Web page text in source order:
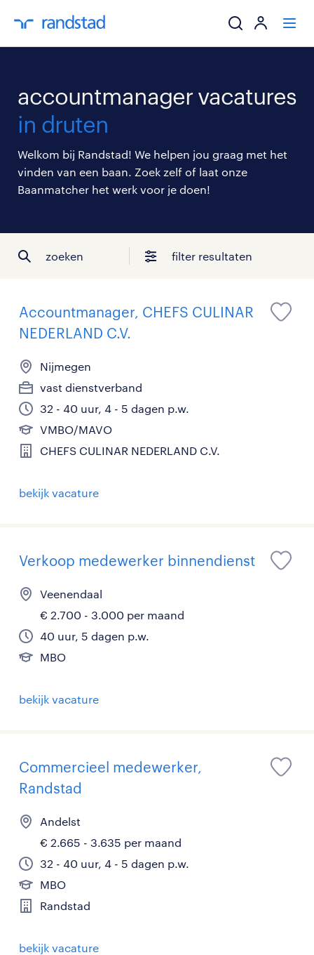
mijn carrière
over randstad
accountmanager vacatures
in druten
Welkom bij Randstad! We helpen jou graag met het
vinden van een baan. Zoek zelf of laat onze
Baanmatcher het werk voor je doen!
zoeken filter resultaten
Accountmanager, CHEFS CULINAR
NEDERLAND C.V.
Nijmegen
vast dienstverband
32 - 40 uur, 4 - 5 dagen p.w.
VMBO/MAVO
CHEFS CULINAR NEDERLAND C.V.
bekijk vacature
Verkoop medewerker binnendienst
Veenendaal
€ 2.700 - 3.000 per maand
40 uur, 5 dagen p.w.
MBO
bekijk vacature
Commercieel medewerker,
Randstad
Andelst
€ 2.665 - 3.635 per maand
32 - 40 uur, 4 - 5 dagen p.w.
MBO
Randstad
bekijk vacature